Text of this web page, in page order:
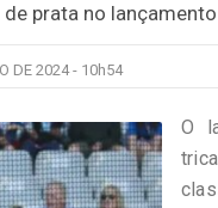
prata no
DE 2024 - 10h54
O